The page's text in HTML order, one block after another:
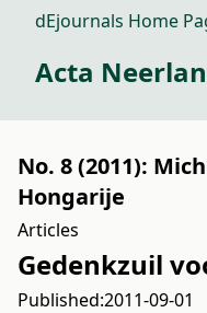
dEjournals Home
Acta
No. 8 (2011):
Hongarije
Articles
Gedenkzuil
Published:2011-09-01